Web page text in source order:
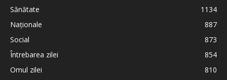
Sănătate
1134
Naționale
887
Social
873
Întrebarea zilei
854
Omul zilei
810